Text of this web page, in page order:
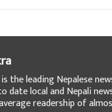
the leading Nepalese
date local and Nepali
readership of